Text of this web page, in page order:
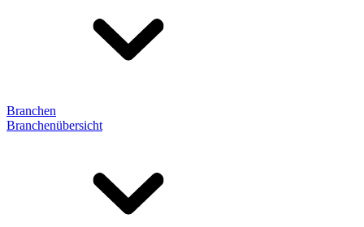
Branchen
Branchenübersicht